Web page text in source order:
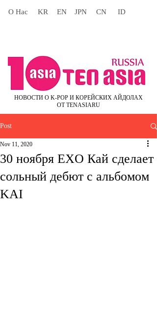
О Нас KR EN JPN CN ID
НОВОСТИ О K-POP И КОРЕЙСКИХ АЙДОЛАХ
ОТ TENASIARU
Post
30 ноября EXO Кай сделает
сольный дебют с альбомом
KAI
Nov 11, 2020